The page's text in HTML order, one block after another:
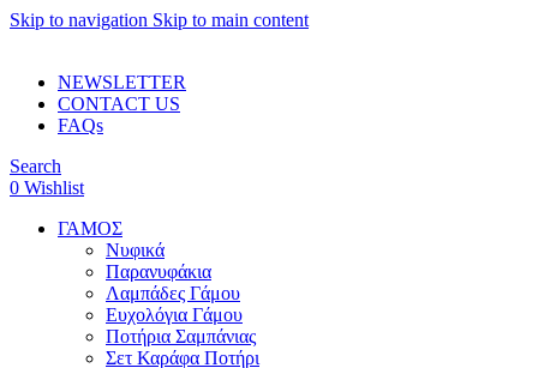
Skip to navigation Skip to main content
NEWSLETTER
CONTACT US
FAQs
Search
0 Wishlist
ΓΑΜΟΣ
Νυφικά
Παρανυφάκια
Λαμπάδες Γάμου
Ευχολόγια Γάμου
Ποτήρια Σαμπάνιας
Σετ Καράφα Ποτήρι